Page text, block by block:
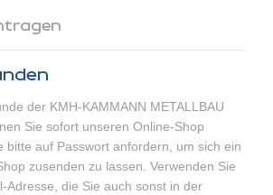
der KMH-KAMMANN METALLBAU
Sie sofort unseren Online-Shop
bitte auf Passwort anfordern , um sich ein
zusenden zu lassen. Verwenden Sie
Adresse, die Sie auch sonst in der